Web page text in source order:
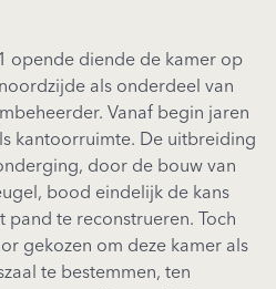
opende diende de kamer op
als onderdeel van
Vanaf begin jaren
kantoorruimte. De uitbreiding
door de bouw van
bood eindelijk de kans
pand te reconstrueren. Toch
gekozen om deze kamer als
te bestemmen, ten